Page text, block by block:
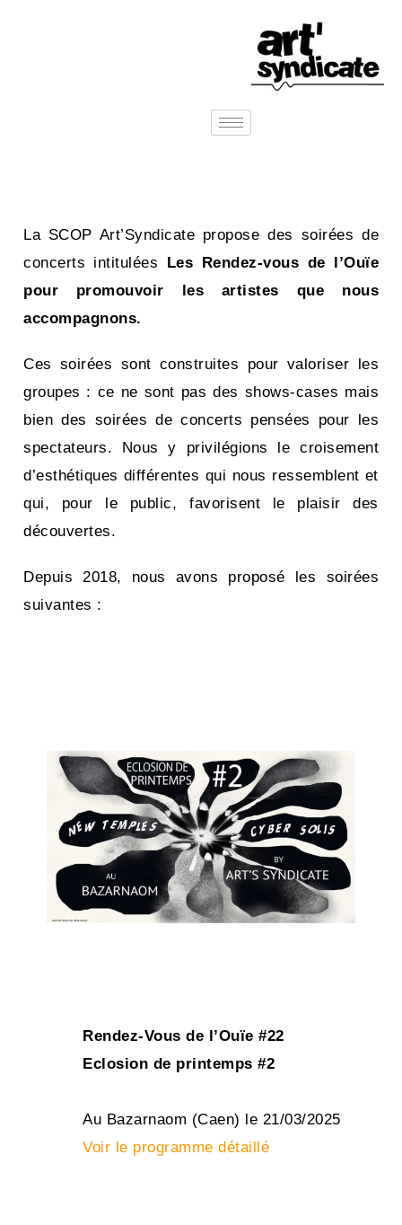
La SCOP Art’Syndicate propose des soirées de
concerts intitulées Les Rendez-vous de l’Ouïe
pour promouvoir les artistes que nous
accompagnons.
Ces soirées sont construites pour valoriser les
groupes : ce ne sont pas des shows-cases mais
bien des soirées de concerts pensées pour les
spectateurs. Nous y privilégions le croisement
d’esthétiques différentes qui nous ressemblent et
qui, pour le public, favorisent le plaisir des
découvertes.
Depuis 2018, nous avons proposé les soirées
suivantes :
Rendez-Vous de l’Ouïe #22
Eclosion de printemps #2
Au Bazarnaom (Caen) le 21/03/2025
Voir le programme détaillé